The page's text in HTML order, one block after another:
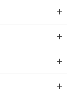
1.共同利
る法人を
証明書
明する
期間は出
ら備考